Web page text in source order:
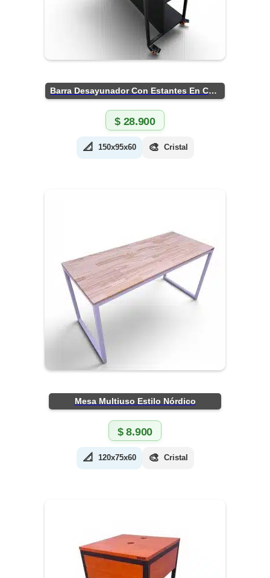
Barra Desayunador Con Estantes En Chapa
$28.900
📐 150x95x60 🎨 Cristal
Mesa Multiuso Estilo Nórdico
$8.900
📐 120x75x60 🎨 Cristal